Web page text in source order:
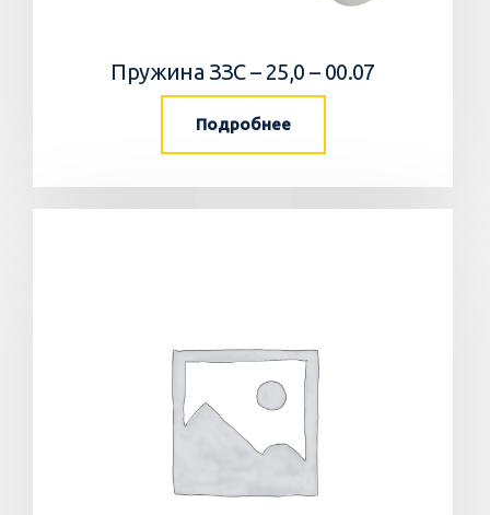
Пружина ЗЗС – 25,0 – 00.07
Подробнее